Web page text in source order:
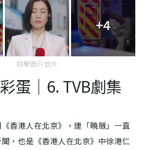
+4
點擊圖片放大
蛋｜6. TVB劇集
香港人在北京》，連「曉薇」一直
，也是《香港人在北京》中徐港仁